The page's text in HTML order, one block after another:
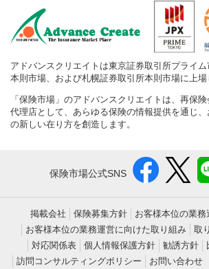
アドバンスクリエイトは東京証券取引所プライ
本則市場、および札幌証券取引所本則市場に上場
「保険市場」のアドバンスクリエイトは、再保
代理店として、あらゆる保険の情報提供を通じ
の新しい在り方を創造します。
保険市場公式SNS
掲載会社 保険募集方針
お客様本位の業
お客様本位の業務運営に向けた取り組み
取
対応関係表
個人情報保護方針 勧誘方針
訪問コンサルティングポリシー
お問い合わせ